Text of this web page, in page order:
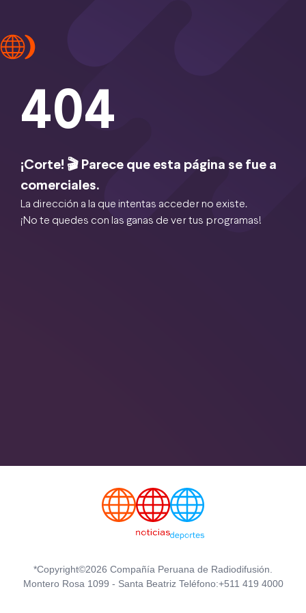
404
¡Corte! 🎬 Parece que esta página se fue a
comerciales.
La dirección a la que intentas acceder no existe.
¡No te quedes con las ganas de ver tus programas!
*Copyright©2026 Compañía Peruana de Radiodifusión.
Montero Rosa 1099 - Santa Beatriz Teléfono:+511 419 4000